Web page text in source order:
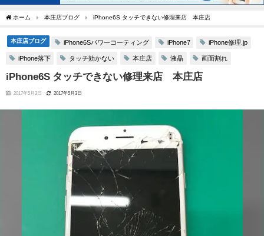
ホーム 本庄店ブログ iPhone6S タッチできない修理来店 本庄店
本庄店ブログ iPhone6Sパワーコーティング iPhone7 iPhone修理.jp
iPhone落下 タッチ効かない 本庄店 液晶 画面割れ
iPhone6S タッチできない修理来店 本庄店
2017年5月3日 2017年5月3日